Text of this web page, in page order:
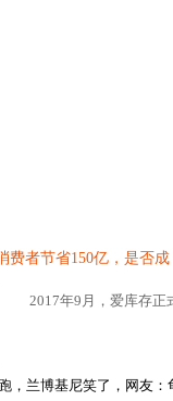
费者节省150亿，是否成
2017年9月，爱库存正
，兰博基尼笑了，网友：